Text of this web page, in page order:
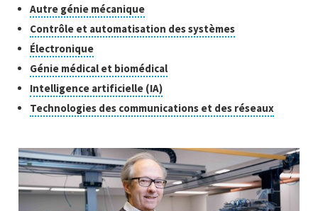
Classes
de
recherche
Autre génie mécaniqueCliquer
pour
ouvrir
Contrôle et automatisation des systèmesCliquer
pour
ÉlectroniqueCliquer
pour
ouvrir
l'infobulle
Génie médical et biomédicalCliquer
pour
l'infobulle
Intelligence artificielle (IA)Cliquer
pour
ouvrir
Technologies des communications et des réseauxCliquer
pour